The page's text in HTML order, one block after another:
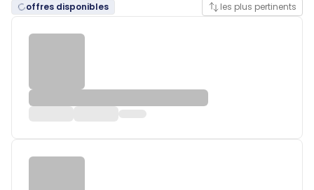
offres disponibles les plus pertinents